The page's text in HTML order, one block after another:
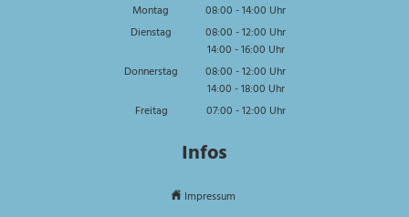
Montag 08:00 -14:00 Uhr
Von 08:00 bis 14:00 Uhr
Dienstag 08:00 -12:00 Uhr
Von 08:00 bis 12:00 Uhr
14:00 -16:00 Uhr
Von 14:00 bis 16:00 Uhr
Donnerstag 08:00 -12:00 Uhr
Von 08:00 bis 12:00 Uhr
14:00 -18:00 Uhr
Von 14:00 bis 18:00 Uhr
Freitag 07:00 -12:00 Uhr
Infos
Impressum